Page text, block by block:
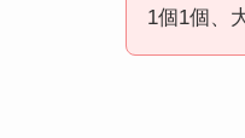
1個1個、